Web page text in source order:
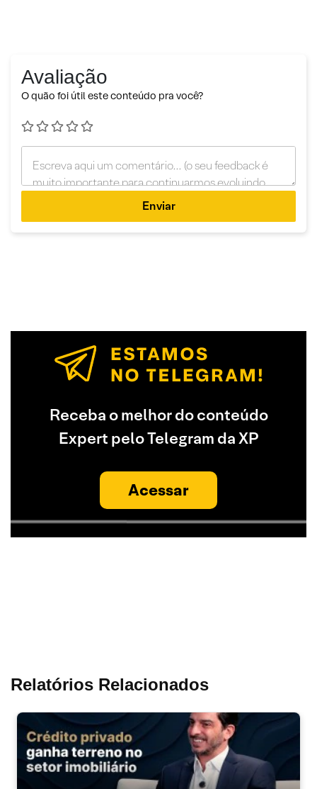
Avaliação
O quão foi útil este conteúdo pra você?
Enviar
Receba o melhor do conteúdo
Expert pelo Telegram da XP
Acessar
Relatórios Relacionados